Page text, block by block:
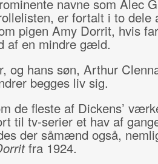
navne som Alec
er fortalt i to dele
pigen Amy Dorrit, hvis
af en mindre gæld.
og hans søn, Arthur
begges liv sig.
de fleste af Dickens’
til tv-serier et hav af
der såmænd også,
fra 1924.